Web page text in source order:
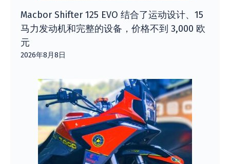
Macbor Shifter 125 EVO 结合了运动设计、15
马力发动机和完整的设备，价格不到 3,000 欧
元
2026年8月8日